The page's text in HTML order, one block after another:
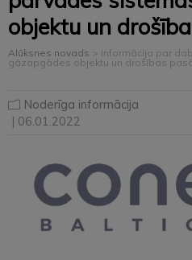
objektu un
Alūksnes novads > Informācija par
gāzapgādes objektu un drošības
Noderīga informācija
| 06.01.2022